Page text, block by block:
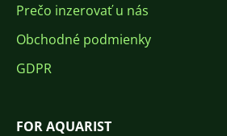
Prečo inzerovať u nás
Obchodné podmienky
GDPR
FOR AQUARIST